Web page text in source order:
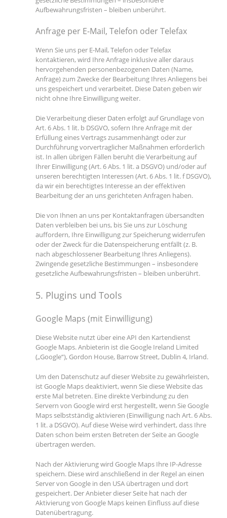
Aufbewahrungsfristen – bleiben unberührt.
Anfrage per E-Mail, Telefon oder Telefax
Wenn Sie uns per E-Mail, Telefon oder Telefax
kontaktieren, wird Ihre Anfrage inklusive aller daraus
hervorgehenden personenbezogenen Daten (Name,
Anfrage) zum Zwecke der Bearbeitung Ihres Anliegens bei
uns gespeichert und verarbeitet. Diese Daten geben wir
nicht ohne Ihre Einwilligung weiter.
Die Verarbeitung dieser Daten erfolgt auf Grundlage von
Art. 6 Abs. 1 lit. b DSGVO, sofern Ihre Anfrage mit der
Erfüllung eines Vertrags zusammenhängt oder zur
Durchführung vorvertraglicher Maßnahmen erforderlich
ist. In allen übrigen Fällen beruht die Verarbeitung auf
Ihrer Einwilligung (Art. 6 Abs. 1 lit. a DSGVO) und/oder auf
unseren berechtigten Interessen (Art. 6 Abs. 1 lit. f DSGVO),
da wir ein berechtigtes Interesse an der effektiven
Bearbeitung der an uns gerichteten Anfragen haben.
Die von Ihnen an uns per Kontaktanfragen übersandten
Daten verbleiben bei uns, bis Sie uns zur Löschung
auffordern, Ihre Einwilligung zur Speicherung widerrufen
oder der Zweck für die Datenspeicherung entfällt (z. B.
nach abgeschlossener Bearbeitung Ihres Anliegens).
Zwingende gesetzliche Bestimmungen – insbesondere
gesetzliche Aufbewahrungsfristen – bleiben unberührt.
5. Plugins und Tools
Google Maps (mit Einwilligung)
Diese Website nutzt über eine API den Kartendienst
Google Maps. Anbieterin ist die Google Ireland Limited
(„Google“), Gordon House, Barrow Street, Dublin 4, Irland.
Um den Datenschutz auf dieser Website zu gewährleisten,
ist Google Maps deaktiviert, wenn Sie diese Website das
erste Mal betreten. Eine direkte Verbindung zu den
Servern von Google wird erst hergestellt, wenn Sie Google
Maps selbstständig aktivieren (Einwilligung nach Art. 6 Abs.
1 lit. a DSGVO). Auf diese Weise wird verhindert, dass Ihre
Daten schon beim ersten Betreten der Seite an Google
übertragen werden.
Nach der Aktivierung wird Google Maps Ihre IP-Adresse
speichern. Diese wird anschließend in der Regel an einen
Server von Google in den USA übertragen und dort
gespeichert. Der Anbieter dieser Seite hat nach der
Aktivierung von Google Maps keinen Einfluss auf diese
Datenübertragung.